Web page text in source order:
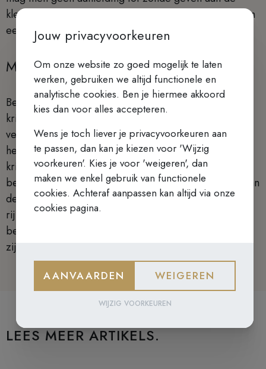
kleinen die geloven. Verraad ondermijnt de kracht van
een gemeenschap.
Mild en kritisch
Bescheidenheid wil zeggen dat men naar zichzelf
kritisch is, maar naar buiten toe mild,
verontschuldigend. Wie niet bescheiden is doet juist
het omgekeerde: hij verontschuldigt zichzelf en uit
kritiek op alles en nog wat buiten hem. Wie
bescheiden is zal ook niet onder het oordeel vallen van
de scherpe woorden van Jacobus aan het adres van
rijken. Nee, wie bescheiden is, is arm van geest en
bezit het rijk der hemelen. Mochten wij zo’n mensen
zijn.
LEES MEER ARTIKELS.
Jouw privacyvoorkeuren
Om onze website zo goed mogelijk te laten
werken, gebruiken we altijd functionele en
analytische cookies. Ben je hiermee akkoord
kies dan voor alles accepteren.
Wens je toch liever je privacyvoorkeuren aan
te passen, dan kan je kiezen voor 'Wijzig
voorkeuren'. Kies je voor 'weigeren', dan
maken we enkel gebruik van functionele
cookies. Achteraf aanpassen kan altijd via onze
cookies pagina.
AANVAARDEN WEIGEREN
WIJZIG VOORKEUREN